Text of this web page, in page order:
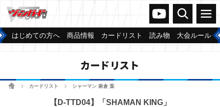
ヴァンガードch
検索 メニュー
はじめての方へ 商品情報 カードリスト 読み物 大会ルール
カードリスト
ホームカードリスト シャーマン 麻倉 葉
【D-TTD04】「SHAMAN KING」